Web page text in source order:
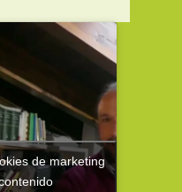
de marketing